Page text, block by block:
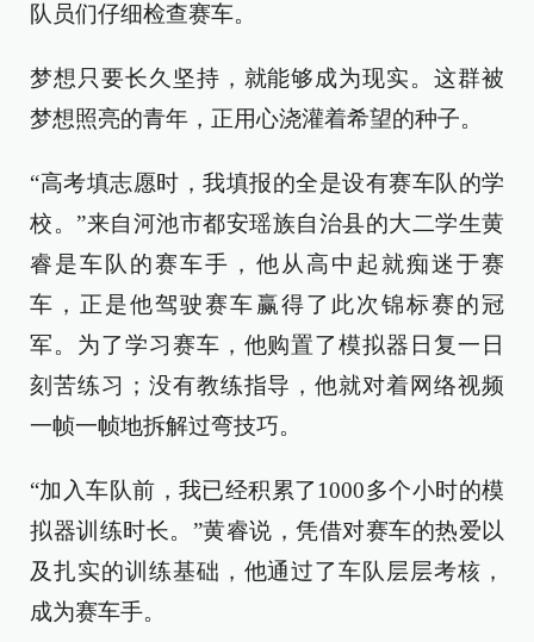
队员们仔细检查赛车。
梦想只要长久坚持，就能够成为现实。这群被
梦想照亮的青年，正用心浇灌着希望的种子。
“高考填志愿时，我填报的全是设有赛车队的学
校。”来自河池市都安瑶族自治县的大二学生黄
睿是车队的赛车手，他从高中起就痴迷于赛
车，正是他驾驶赛车赢得了此次锦标赛的冠
军。为了学习赛车，他购置了模拟器日复一日
刻苦练习；没有教练指导，他就对着网络视频
一帧一帧地拆解过弯技巧。
“加入车队前，我已经积累了1000多个小时的模
拟器训练时长。”黄睿说，凭借对赛车的热爱以
及扎实的训练基础，他通过了车队层层考核，
成为赛车手。